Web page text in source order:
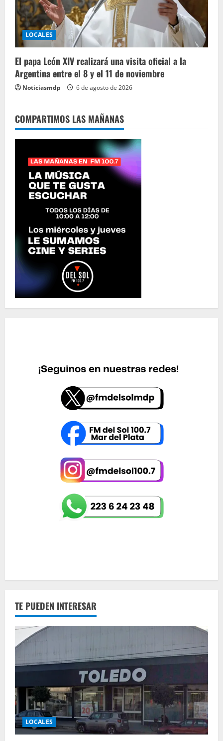
LOCALES
El papa León XIV realizará una visita oficial a la
Argentina entre el 8 y el 11 de noviembre
Noticiasmdp 6 de agosto de 2026
COMPARTIMOS LAS MAÑANAS
TE PUEDEN INTERESAR
LOCALES